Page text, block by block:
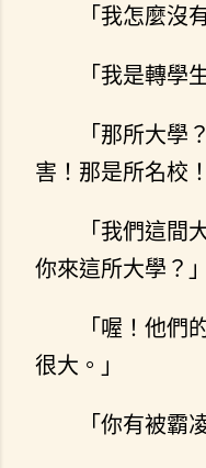
「我怎麼沒
「我是轉學
「那所大學
害！那是所名校！
「我們這間
你來這所大學？」
「喔！他們
很大。」
「你有被霸